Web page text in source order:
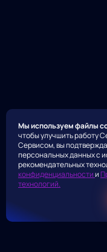
Мы используем файлы
чтобы улучшить работу
Сервисом, вы
персональных данных с
рекомендательных
конфиденциальностии
технологий.